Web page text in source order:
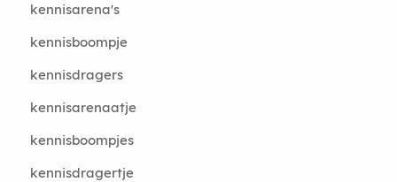
kennisarena's
kennisboompje
kennisdragers
kennisarenaatje
kennisboompjes
kennisdragertje